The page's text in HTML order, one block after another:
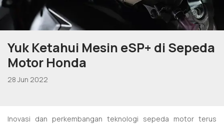
Yuk Ketahui Mesin eSP+ di Sepeda
Motor Honda
28 Jun 2022
Inovasi dan perkembangan teknologi sepeda motor terus